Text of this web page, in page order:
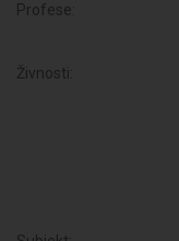
Profese:
Živnosti: